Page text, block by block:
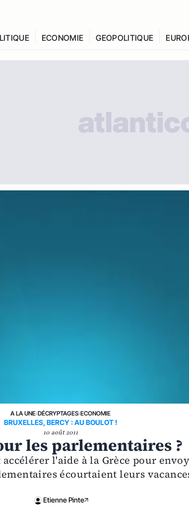
ECONOMIE GEOPOLITIQUE
A LA UNE›DÉCRYPTAGES›ECONOMIE
BRUXELLES, BERCY : AU BOULOT !
10 août 2011
les parlementaires ?
l'aide à la Grèce pour
écourtaient leurs
Etienne Pinte